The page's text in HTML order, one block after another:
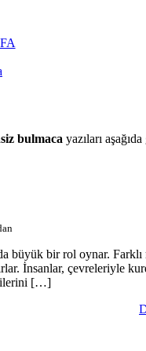
bulmaca yazıları
büyük bir rol oynar. Farklı
İnsanlar, çevreleriyle
[…]